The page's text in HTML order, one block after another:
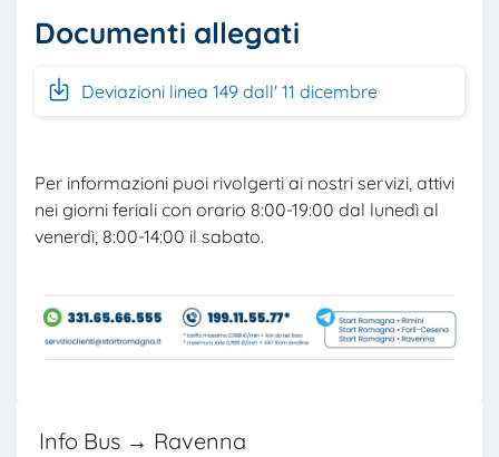
Documenti allegati
Deviazioni linea 149 dall' 11 dicembre
Per informazioni puoi rivolgerti ai nostri servizi, attivi
nei giorni feriali con orario 8:00-19:00 dal lunedì al
venerdì, 8:00-14:00 il sabato.
Info Bus → Ravenna